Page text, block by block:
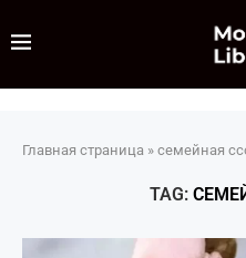
Главная страница » семейная
TAG: